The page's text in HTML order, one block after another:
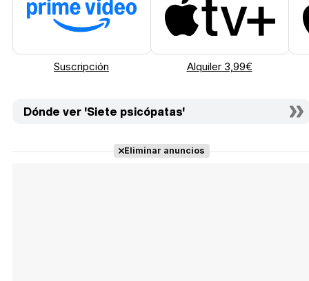
Suscripción Alquiler 3,99€
Dónde ver 'Siete psicópatas'
Eliminar anuncios